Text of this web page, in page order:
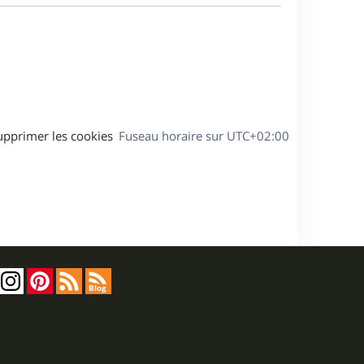
Fuseau horaire sur UTC+02:00
les cookies